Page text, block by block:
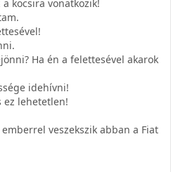
kocsira vonatkozik!
Ha én a felettesével akarok
idehívni!
lehetetlen!
veszekszik abban a Fiat